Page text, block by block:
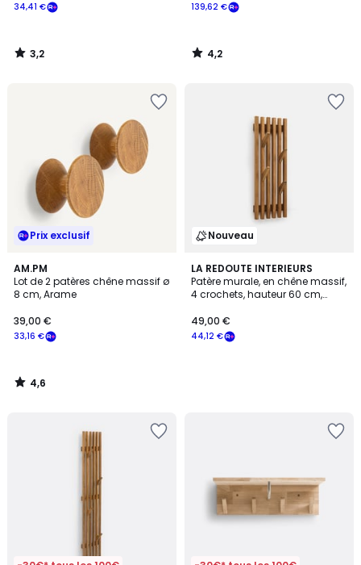
34,41 €
3,2
/
139,62 €
4,2
/
Prix exclusif
AM.PM
Lot de 2 patères chêne massif ø
8 cm, Arame
33,16 €
39,00 €
4,6
/ 5
4,6
/
Nouveau
LA REDOUTE INTERIEURS
Patère murale, en chêne massif,
4 crochets, hauteur 60 cm,
44,12 €
49,00 €